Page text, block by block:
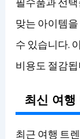
맞는 아이템
수 있습니다.
비용도 절감
최신 여행
최근 여행 트